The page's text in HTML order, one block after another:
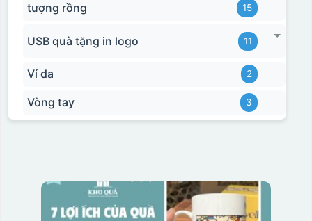
tượng rồng 15
USB quà tặng in logo 11
Ví da 2
Vòng tay 3